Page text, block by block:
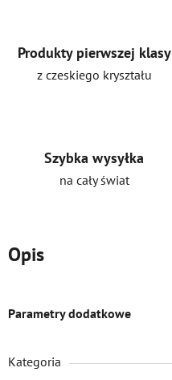
Produkty pierwszej klasy
z czeskiego kryształu
Szybka wysyłka
na cały świat
Opis
Parametry dodatkowe
Kategoria